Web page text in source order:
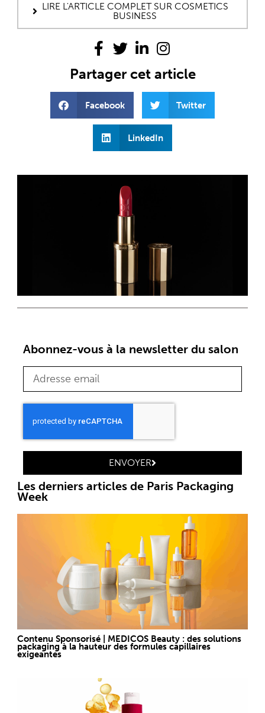
LIRE L'ARTICLE COMPLET SUR COSMETICS
BUSINESS
Partager cet article
Facebook Twitter
LinkedIn
Abonnez-vous à la newsletter du salon
ENVOYER
Les derniers articles de Paris Packaging
Week
Contenu Sponsorisé | MEDICOS Beauty : des solutions
packaging à la hauteur des formules capillaires
exigeantes